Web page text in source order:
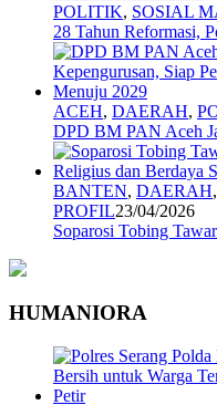
POLITIK, SOSIAL
28 Tahun Reformasi,
ACEH, DAERAH,
DPD BM PAN Aceh
BANTEN, DAERAH,
PROFIL23/04/2026
Soparosi Tobing
HUMANIORA